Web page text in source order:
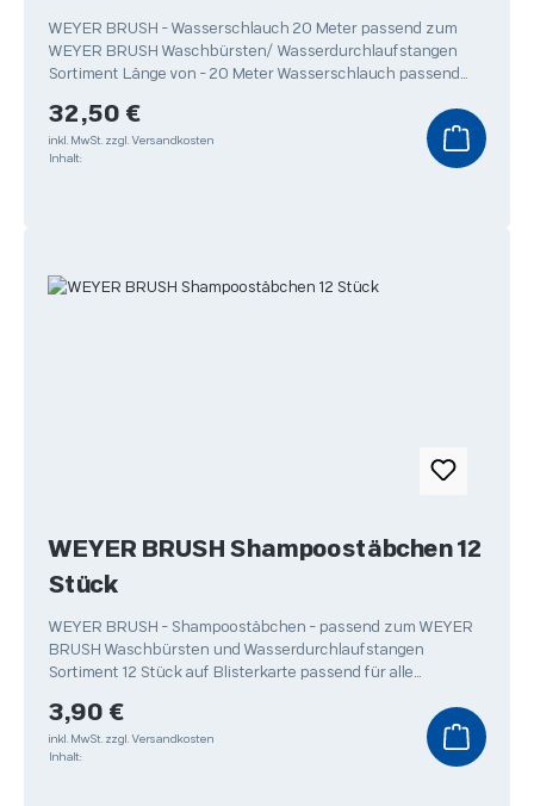
WEYER BRUSH - Wasserschlauch 20 Meter passend zum
WEYER BRUSH Waschbürsten/ Wasserdurchlaufstangen
Sortiment Länge von - 20 Meter Wasserschlauch passend
Regulärer Preis:
32,50 €
inkl. MwSt. zzgl. Versandkosten
Inhalt:
WEYER BRUSH Shampoostäbchen 12
Stück
WEYER BRUSH - Shampoostäbchen - passend zum WEYER
BRUSH Waschbürsten und Wasserdurchlaufstangen
Sortiment 12 Stück auf Blisterkarte passend für alle
Regulärer Preis:
3,90 €
inkl. MwSt. zzgl. Versandkosten
Inhalt: